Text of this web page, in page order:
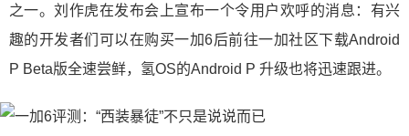
之一。刘作虎在发布会上宣布一个令用户欢呼的消息：有兴
趣的开发者们可以在购买一加6后前往一加社区下载Android
P Beta版全速尝鲜，氢OS的Android P 升级也将迅速跟进。